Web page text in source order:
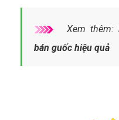
Xem thêm:
bán guốc hiệu quả